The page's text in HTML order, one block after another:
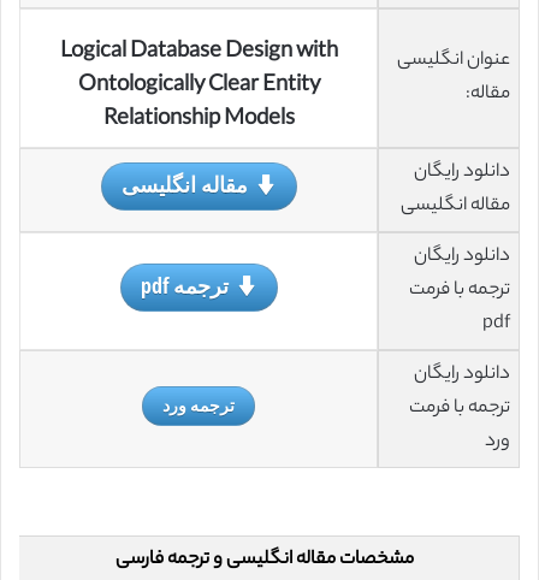
عنوان انگلیسی
مقاله:
Logical Database Design with
Ontologically Clear Entity
Relationship Models
دانلود رایگان
مقاله انگلیسی
مقاله انگلیسی
دانلود رایگان
ترجمه با فرمت
pdf
ترجمه pdf
دانلود رایگان
ترجمه با فرمت
ورد
ترجمه ورد
مشخصات مقاله انگلیسی و ترجمه فارسی